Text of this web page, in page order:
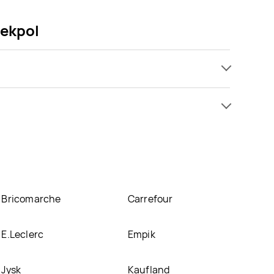
Bricomarche Carrefour
E.Leclerc Empik
Jysk Kaufland